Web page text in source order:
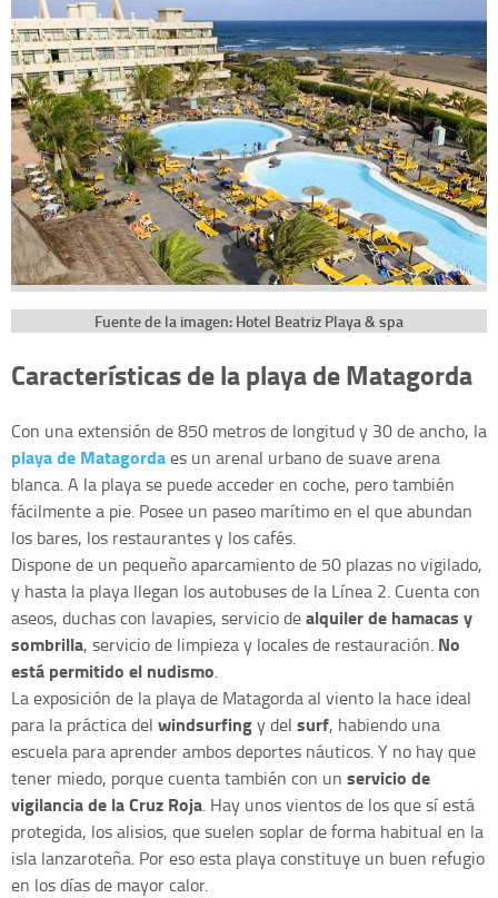
Fuente de la imagen: Hotel Beatriz Playa & spa
Características de la playa de Matagorda
Con una extensión de 850 metros de longitud y 30 de ancho, la
playa de Matagordaes un arenal urbano de suave arena
blanca. A la playa se puede acceder en coche, pero también
fácilmente a pie. Posee un paseo marítimo en el que abundan
los bares, los restaurantes y los cafés.
Dispone de un pequeño aparcamiento de 50 plazas no vigilado,
y hasta la playa llegan los autobuses de la Línea 2. Cuenta con
aseos, duchas con lavapies, servicio dealquiler de hamacas y
sombrilla, servicio de limpieza y locales de restauración. No
está permitido el nudismo.
La exposición de la playa de Matagorda al viento la hace ideal
para la práctica del windsurfingy del surf, habiendo una
escuela para aprender ambos deportes náuticos. Y no hay que
tener miedo, porque cuenta también con un servicio de
vigilancia de la Cruz Roja. Hay unos vientos de los que sí está
protegida, los alisios, que suelen soplar de forma habitual en la
isla lanzaroteña. Por eso esta playa constituye un buen refugio
en los días de mayor calor.